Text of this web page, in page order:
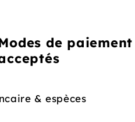
de paiement
& espèces